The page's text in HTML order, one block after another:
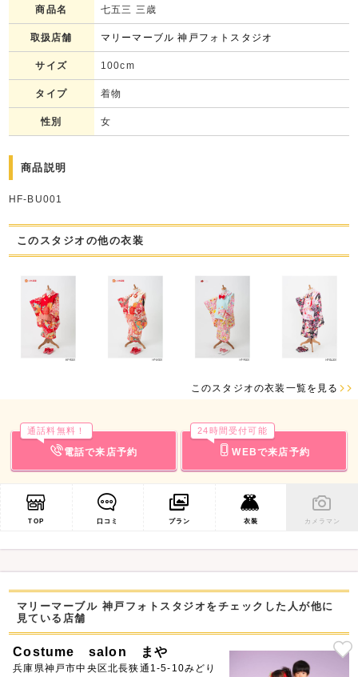
商品名 七五三 三歳
取扱店舗 マリーマーブル 神戸フォトスタジオ
サイズ 100cm
タイプ 着物
性別 女
商品説明
HF-BU001
このスタジオの他の衣装
このスタジオの衣装一覧を見る
電話で来店予約
通話料無料！
WEBで来店予約
24時間受付可能
TOP 口コミ プラン 衣装 カメラマン
マリーマーブル 神戸フォトスタジオをチェックした人が他に
見ている店舗
Costume salon まや
兵庫県神戸市中央区北長狭通1-5-10みどり